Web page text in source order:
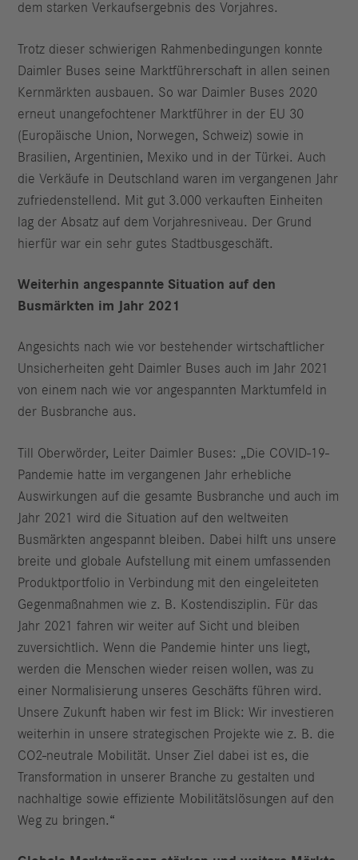
dem starken Verkaufsergebnis des Vorjahres.
Trotz dieser schwierigen Rahmenbedingungen konnte
Daimler Buses seine Marktführerschaft in allen seinen
Kernmärkten ausbauen. So war Daimler Buses 2020
erneut unangefochtener Marktführer in der EU 30
(Europäische Union, Norwegen, Schweiz) sowie in
Brasilien, Argentinien, Mexiko und in der Türkei. Auch
die Verkäufe in Deutschland waren im vergangenen Jahr
zufriedenstellend. Mit gut 3.000 verkauften Einheiten
lag der Absatz auf dem Vorjahresniveau. Der Grund
hierfür war ein sehr gutes Stadtbusgeschäft.
Weiterhin angespannte Situation auf den
Busmärkten im Jahr 2021
Angesichts nach wie vor bestehender wirtschaftlicher
Unsicherheiten geht Daimler Buses auch im Jahr 2021
von einem nach wie vor angespannten Marktumfeld in
der Busbranche aus.
Till Oberwörder, Leiter Daimler Buses: „Die COVID-19-
Pandemie hatte im vergangenen Jahr erhebliche
Auswirkungen auf die gesamte Busbranche und auch im
Jahr 2021 wird die Situation auf den weltweiten
Busmärkten angespannt bleiben. Dabei hilft uns unsere
breite und globale Aufstellung mit einem umfassenden
Produktportfolio in Verbindung mit den eingeleiteten
Gegenmaßnahmen wie z. B. Kostendisziplin. Für das
Jahr 2021 fahren wir weiter auf Sicht und bleiben
zuversichtlich. Wenn die Pandemie hinter uns liegt,
werden die Menschen wieder reisen wollen, was zu
einer Normalisierung unseres Geschäfts führen wird.
Unsere Zukunft haben wir fest im Blick: Wir investieren
weiterhin in unsere strategischen Projekte wie z. B. die
CO2-neutrale Mobilität. Unser Ziel dabei ist es, die
Transformation in unserer Branche zu gestalten und
nachhaltige sowie effiziente Mobilitätslösungen auf den
Weg zu bringen.“